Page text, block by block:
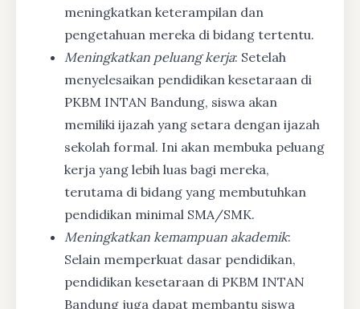
meningkatkan keterampilan dan
pengetahuan mereka di bidang tertentu.
Meningkatkan peluang kerja: Setelah
menyelesaikan pendidikan kesetaraan di
PKBM INTAN Bandung, siswa akan
memiliki ijazah yang setara dengan ijazah
sekolah formal. Ini akan membuka peluang
kerja yang lebih luas bagi mereka,
terutama di bidang yang membutuhkan
pendidikan minimal SMA/SMK.
Meningkatkan kemampuan akademik:
Selain memperkuat dasar pendidikan,
pendidikan kesetaraan di PKBM INTAN
Bandung juga dapat membantu siswa